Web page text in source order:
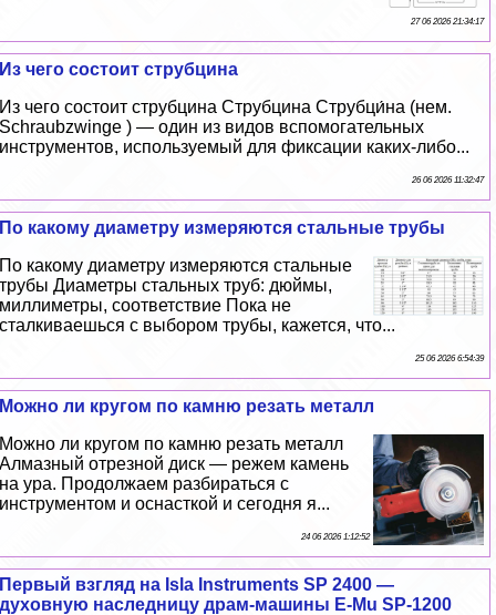
27 06 2026 21:34:17
Из чего состоит струбцина
Из чего состоит струбцина Струбцина Струбци́на (нем.
Schraubzwinge ) — один из видов вспомогательных
инструментов, используемый для фиксации каких-либо...
26 06 2026 11:32:47
По какому диаметру измеряются стальные трубы
По какому диаметру измеряются стальные
трубы Диаметры стальных труб: дюймы,
миллиметры, соответствие Пока не
сталкиваешься с выбором трубы, кажется, что...
25 06 2026 6:54:39
Можно ли кругом по камню резать металл
Можно ли кругом по камню резать металл
Алмазный отрезной диск — режем камень
на ура. Продолжаем разбираться с
инструментом и оснасткой и сегодня я...
24 06 2026 1:12:52
Первый взгляд на Isla Instruments SP 2400 —
духовную наследницу драм-машины E-Mu SP-1200